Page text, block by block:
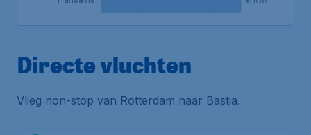
Directe vluchten
Vlieg non-stop van Rotterdam naar Bastia.